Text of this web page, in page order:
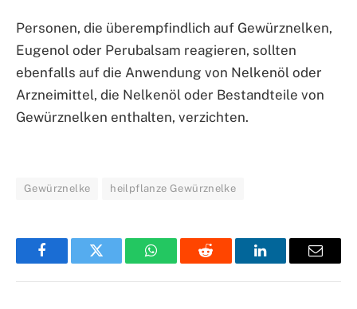
Personen, die überempfindlich auf Gewürznelken,
Eugenol oder Perubalsam reagieren, sollten
ebenfalls auf die Anwendung von Nelkenöl oder
Arzneimittel, die Nelkenöl oder Bestandteile von
Gewürznelken enthalten, verzichten.
Gewürznelke heilpflanze Gewürznelke
FacebookTwitter WhatsAppReddit LinkedInEmail